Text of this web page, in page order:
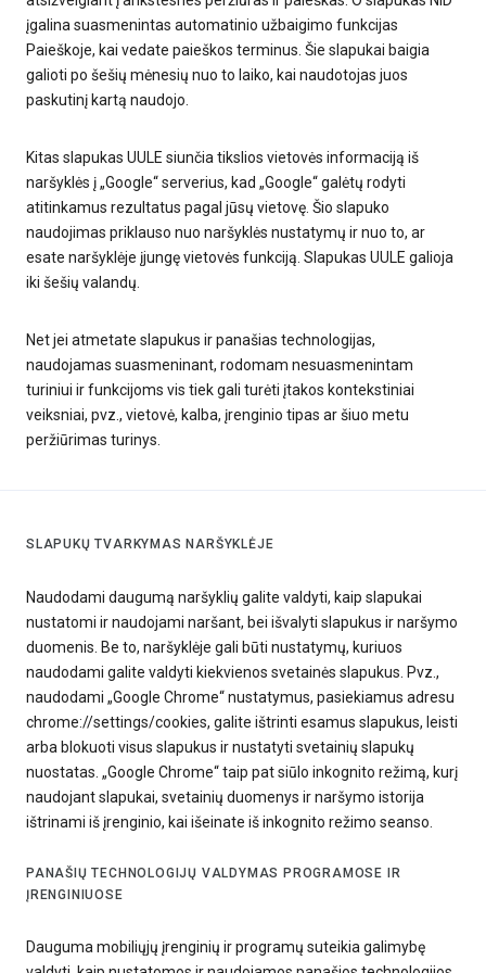
įgalina suasmenintas automatinio užbaigimo funkcijas
Paieškoje, kai vedate paieškos terminus. Šie slapukai baigia
galioti po šešių mėnesių nuo to laiko, kai naudotojas juos
paskutinį kartą naudojo.
Kitas slapukas UULE siunčia tikslios vietovės informaciją iš
naršyklės į „Google“ serverius, kad „Google“ galėtų rodyti
atitinkamus rezultatus pagal jūsų vietovę. Šio slapuko
naudojimas priklauso nuo naršyklės nustatymų ir nuo to, ar
esate naršyklėje įjungę vietovės funkciją. Slapukas UULE galioja
iki šešių valandų.
Net jei atmetate slapukus ir panašias technologijas,
naudojamas suasmeninant, rodomam nesuasmenintam
turiniui ir funkcijoms vis tiek gali turėti įtakos kontekstiniai
veiksniai, pvz., vietovė, kalba, įrenginio tipas ar šiuo metu
peržiūrimas turinys.
SLAPUKŲ TVARKYMAS NARŠYKLĖJE
Naudodami daugumą naršyklių galite valdyti, kaip slapukai
nustatomi ir naudojami naršant, bei išvalyti slapukus ir naršymo
duomenis. Be to, naršyklėje gali būti nustatymų, kuriuos
naudodami galite valdyti kiekvienos svetainės slapukus. Pvz.,
naudodami „Google Chrome“ nustatymus, pasiekiamus adresu
chrome://settings/cookies, galite ištrinti esamus slapukus, leisti
arba blokuoti visus slapukus ir nustatyti svetainių slapukų
nuostatas. „Google Chrome“ taip pat siūlo inkognito režimą, kurį
naudojant slapukai, svetainių duomenys ir naršymo istorija
ištrinami iš įrenginio, kai išeinate iš inkognito režimo seanso.
PANAŠIŲ TECHNOLOGIJŲ VALDYMAS PROGRAMOSE IR
ĮRENGINIUOSE
Dauguma mobiliųjų įrenginių ir programų suteikia galimybę